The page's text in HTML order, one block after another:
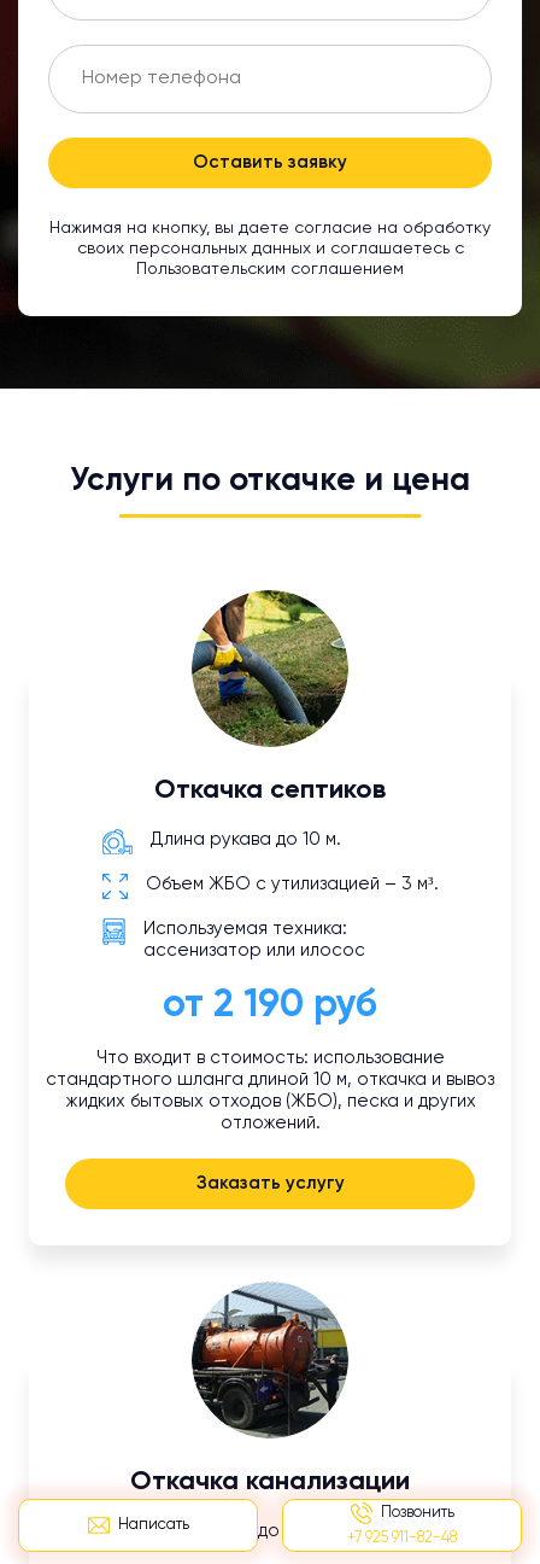
Написать
Позвонить
+7 925 911-82-48
Оставить заявку
Нажимая на кнопку, вы даете согласие на обработку
своих персональных данных и соглашаетесь с
Пользовательским соглашением
Услуги по откачке и цена
Откачка септиков
Длина рукава до 10 м.
Объем ЖБО с утилизацией – 3 м³.
Используемая техника:
ассенизатор или илосос
от 2 190 руб
Что входит в стоимость: использование
стандартного шланга длиной 10 м, откачка и вывоз
жидких бытовых отходов (ЖБО), песка и других
отложений.
Заказать услугу
Откачка канализации
Длина шланга до 10 м.